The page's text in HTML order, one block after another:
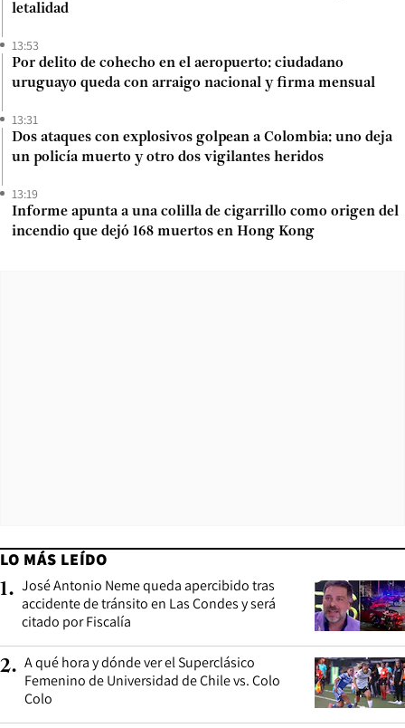
letalidad
13:53
Por delito de cohecho en el aeropuerto: ciudadano
uruguayo queda con arraigo nacional y firma mensual
13:31
Dos ataques con explosivos golpean a Colombia: uno deja
un policía muerto y otro dos vigilantes heridos
13:19
Informe apunta a una colilla de cigarrillo como origen del
incendio que dejó 168 muertos en Hong Kong
LO MÁS LEÍDO
1. José Antonio Neme queda apercibido tras
accidente de tránsito en Las Condes y será
citado por Fiscalía
2. A qué hora y dónde ver el Superclásico
Femenino de Universidad de Chile vs. Colo
Colo